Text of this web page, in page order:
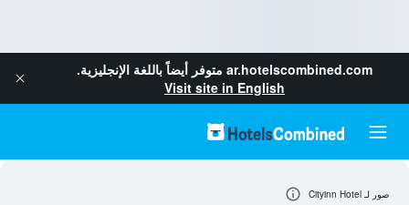
ar.hotelscombined.com متوفر أيضاً باللغة الإنجليزية.
Visit site in English
صور لـ Cityinn Hotel